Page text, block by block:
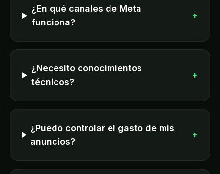
¿En qué canales de Meta
funciona?
+
¿Necesito conocimientos
técnicos?
+
¿Puedo controlar el gasto de mis
anuncios?
+